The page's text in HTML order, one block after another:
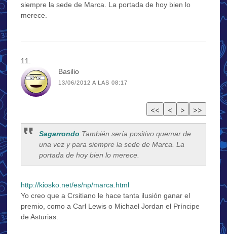
siempre la sede de Marca. La portada de hoy bien lo
merece.
Basilio
13/06/2012 A LAS 08:17
Sagarrondo:También sería positivo quemar de
una vez y para siempre la sede de Marca. La
portada de hoy bien lo merece.
http://kiosko.net/es/np/marca.html
Yo creo que a Crsitiano le hace tanta ilusión ganar el
premio, como a Carl Lewis o Michael Jordan el Príncipe
de Asturias.